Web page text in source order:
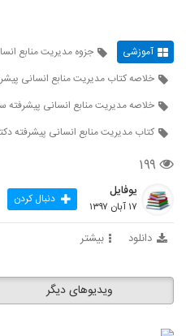
آموزشی
جزوه مدیریت منابع
خلاصه کتاب مدیریت منابع انسانی
خلاصه مدیریت منابع انسانی پیشرفته
کتاب مدیریت منابع انسانی پیشرفته
۱۹۹
یوفایل
۱۷ آبان ۱۳۹۷ دنبال کردن
دانلود بیشتر
ویدیوهای دیگر